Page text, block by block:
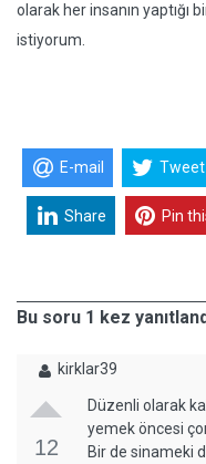
olarak her insanın yaptığı
istiyorum.
E-mail Tweet
Share Pin
Bu soru 1 kez
kirklar39
12
Düzenli olarak
yemek öncesi
Bir de sinameki